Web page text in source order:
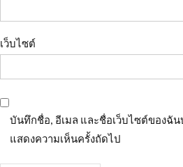
เว็บไซต์
บันทึกชื่อ, อีเมล และชื่อเว็บไซต์ของฉัน
แสดงความเห็นครั้งถัดไป